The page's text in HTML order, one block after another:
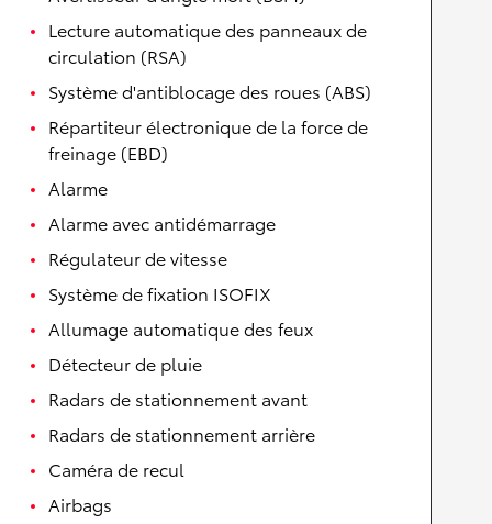
Lecture automatique des panneaux de
circulation (RSA)
Système d'antiblocage des roues (ABS)
Répartiteur électronique de la force de
freinage (EBD)
Alarme
Alarme avec antidémarrage
Régulateur de vitesse
Système de fixation ISOFIX
Allumage automatique des feux
Détecteur de pluie
Radars de stationnement avant
Radars de stationnement arrière
Caméra de recul
Airbags